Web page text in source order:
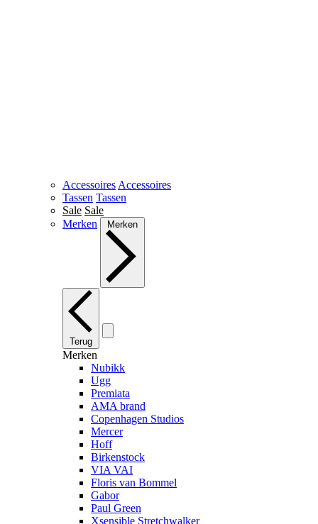
Accessoires Accessoires
Tassen Tassen
Sale Sale
Merken
Merken
Terug
Merken
Nubikk
Ugg
Premiata
AMA brand
Copenhagen Studios
Mercer
Hoff
Birkenstock
VIA VAI
Floris van Bommel
Gabor
Paul Green
Xsensible Stretchwalker